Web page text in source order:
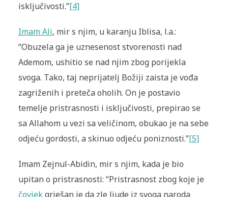
isključivosti.”[4]
Imam Ali, mir s njim, u karanju Iblisa, l.a.:
“Obuzela ga je uzne­senost stvorenosti nad
Ademom, ushitio se nad njim zbog pori­jekla
svoga. Tako, taj neprijatelj Božiji zaista je vođa
zagriženih i preteča oholih. On je postavio
temelje pristrasnosti i isključivosti, prepirao se
sa Allahom u vezi sa veličinom, obukao je na sebe
odjeću gordosti, a ski­nuo odjeću poniznosti.”[5]
Imam Zejnul-Abidin, mir s njim, kada je bio
upitan o pristrasnosti: “Pristrasnost zbog koje je
čovjekgrješan je da zle ljude iz svoga naroda